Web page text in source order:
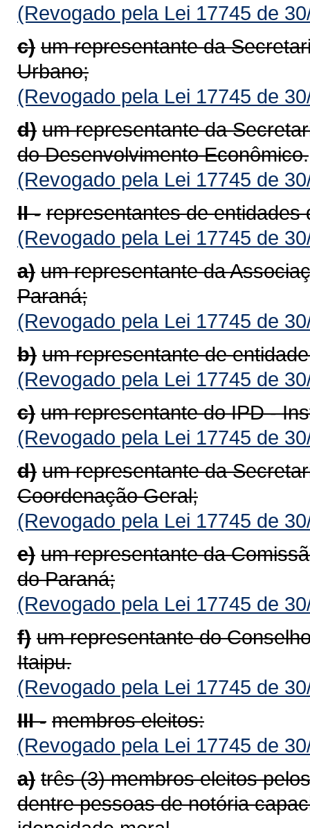
(Revogado pela Lei 17745 de
c) um representante da
Urbano;
(Revogado pela Lei 17745 de
d) um representante da
do Desenvolvimento Econômico.
(Revogado pela Lei 17745 de
II - representantes de entidades
(Revogado pela Lei 17745 de
a) um representante da
Paraná;
(Revogado pela Lei 17745 de
b) um representante de
(Revogado pela Lei 17745 de
c) um representante do IPD -
(Revogado pela Lei 17745 de
d) um representante da
Coordenação Geral;
(Revogado pela Lei 17745 de
e) um representante da
do Paraná;
(Revogado pela Lei 17745 de
f) um representante do
Itaipu.
(Revogado pela Lei 17745 de
III - membros eleitos:
(Revogado pela Lei 17745 de
a) três (3) membros eleitos
dentre pessoas de notória